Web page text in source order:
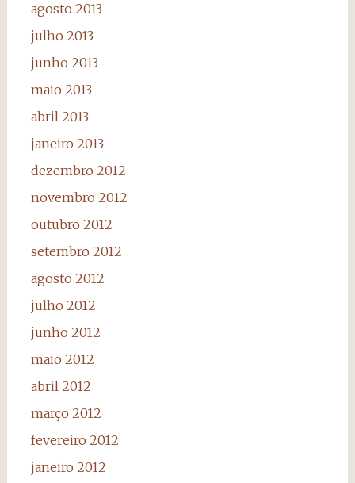
agosto 2013
julho 2013
junho 2013
maio 2013
abril 2013
janeiro 2013
dezembro 2012
novembro 2012
outubro 2012
setembro 2012
agosto 2012
julho 2012
junho 2012
maio 2012
abril 2012
março 2012
fevereiro 2012
janeiro 2012